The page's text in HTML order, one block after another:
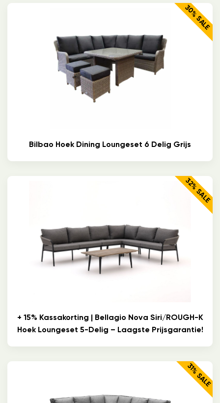
30% SALE
Bilbao Hoek Dining Loungeset 6 Delig Grijs
32% SALE
+ 15% Kassakorting | Bellagio Nova Siri/ROUGH-K
Hoek Loungeset 5-Delig – Laagste Prijsgarantie!
31% SALE